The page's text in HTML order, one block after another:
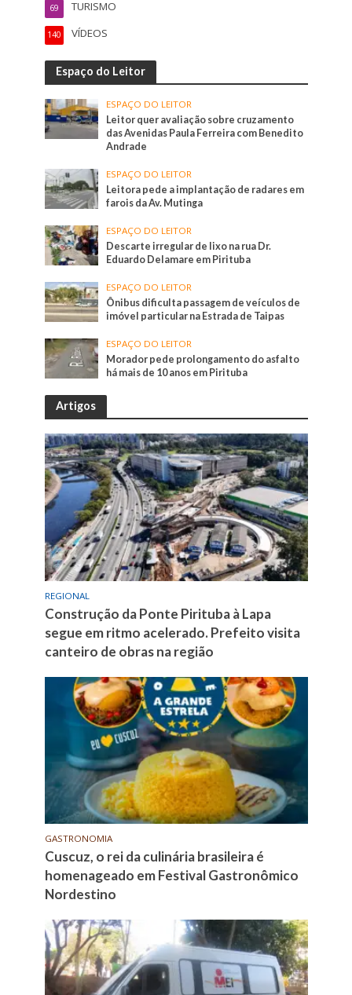
TURISMO
69
VÍDEOS
140
Espaço do Leitor
ESPAÇO DO LEITOR
Leitor quer avaliação sobre cruzamento
das Avenidas Paula Ferreira com Benedito
Andrade
ESPAÇO DO LEITOR
Leitora pede a implantação de radares em
farois da Av. Mutinga
ESPAÇO DO LEITOR
Descarte irregular de lixo na rua Dr.
Eduardo Delamare em Pirituba
ESPAÇO DO LEITOR
Ônibus dificulta passagem de veículos de
imóvel particular na Estrada de Taipas
ESPAÇO DO LEITOR
Morador pede prolongamento do asfalto
há mais de 10 anos em Pirituba
Artigos
REGIONAL
Construção da Ponte Pirituba à Lapa
segue em ritmo acelerado. Prefeito visita
canteiro de obras na região
GASTRONOMIA
Cuscuz, o rei da culinária brasileira é
homenageado em Festival Gastronômico
Nordestino